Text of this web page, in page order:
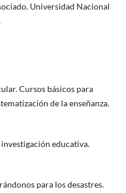
Universidad Nacional
Cursos básicos para
de la enseñanza.
educativa.
para los desastres.